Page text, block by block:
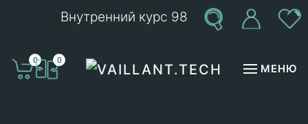
Внутренний курс 98
0 0
МЕНЮ